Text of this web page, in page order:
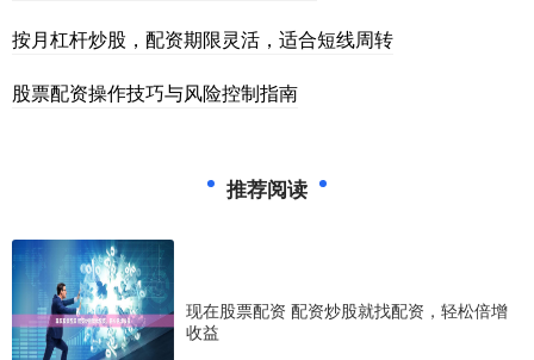
按月杠杆炒股，配资期限灵活，适合短线周转
股票配资操作技巧与风险控制指南
推荐阅读
现在股票配资 配资炒股就找配资，轻松倍增
收益